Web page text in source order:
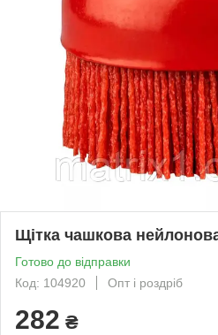
Щітка чашкова
Готово до відправки
Код: 104920
Опт і роздріб
282 ₴